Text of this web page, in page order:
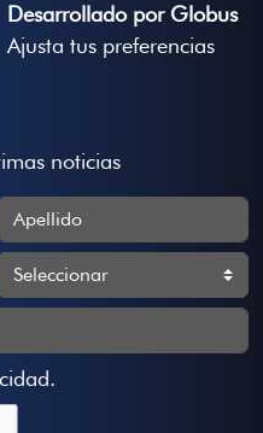
Desarrollado por Globus
Ajusta tus preferencias
noticias
.